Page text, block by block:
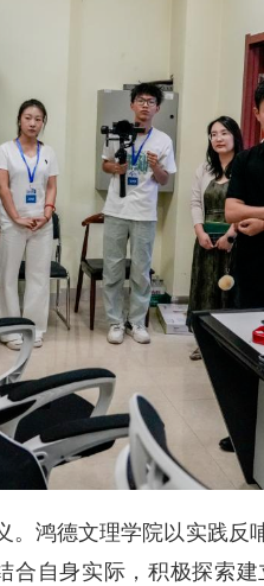
鸿德文理学院以实践反
自身实际，积极探索